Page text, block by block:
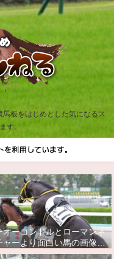
板をはじめとした気になるス
す。
オーコンドルとローマンネ
ャーより面白い馬の画像っ
てあるの？